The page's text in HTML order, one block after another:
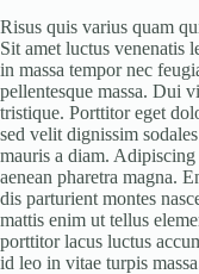
Risus quis varius quam
Sit amet luctus venenatis
in massa tempor nec
pellentesque massa. Dui
tristique. Porttitor eget
sed velit dignissim
mauris a diam.
aenean pharetra magna.
dis parturient montes
mattis enim ut tellus
porttitor lacus luctus
id leo in vitae turpis